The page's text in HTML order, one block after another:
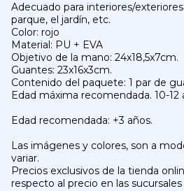
Adecuado para interiores/
parque, el jardín, etc.
Color: rojo
Material: PU + EVA
Objetivo de la mano: 24x18,5x7cm.
Guantes: 23x16x3cm.
Contenido del paquete: 1 par de
Edad máxima recomendada. 10-12
Edad recomendada: +3 años.
Las imágenes y colores, son a
variar.
Precios exclusivos de la tienda
respecto al precio en las sucursales